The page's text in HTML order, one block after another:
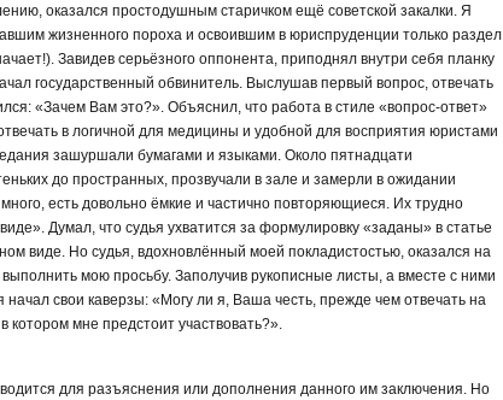
оказался простодушным старичком ещё советской закалки. Я
жизненного пороха и освоившим в юриспруденции только раздел
Завидев серьёзного оппонента, приподнял внутри себя планку
государственный обвинитель. Выслушав первый вопрос, отвечать
«Зачем Вам это?». Объяснил, что работа в стиле «вопрос-ответ»
в логичной для медицины и удобной для восприятия юристами
зашуршали бумагами и языками. Около пятнадцати
до пространных, прозвучали в зале и замерли в ожидании
есть довольно ёмкие и частично повторяющиеся. Их трудно
Думал, что судья ухватится за формулировку «заданы» в статье
виде. Но судья, вдохновлённый моей покладистостью, оказался на
мою просьбу. Заполучив рукописные листы, а вместе с ними
свои каверзы: «Могу ли я, Ваша честь, прежде чем отвечать на
котором мне предстоит участвовать?».
для разъяснения или дополнения данного им заключения. Но